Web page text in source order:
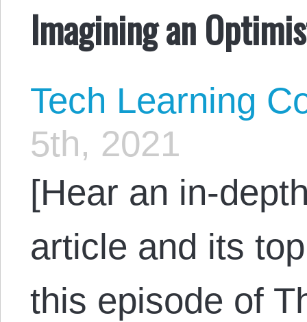
Imagining an
Tech Learning
5th, 2021
[Hear an in-
article and its
this episode of